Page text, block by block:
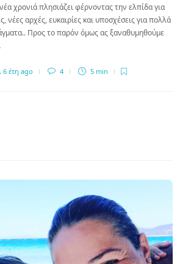
χρονιά πλησιάζει φέρνοντας την ελπίδα για
νέες αρχές, ευκαιρίες και υποσχέσεις για πολλά
Προς το παρόν όμως ας ξαναθυμηθούμε
, 6 έτη ago 4 5 min